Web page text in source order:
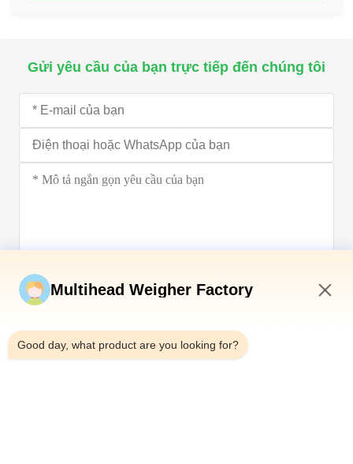
Gửi yêu cầu của bạn trực tiếp đến chúng tôi
Multihead Weigher Factory
Good day, what product are you looking for?